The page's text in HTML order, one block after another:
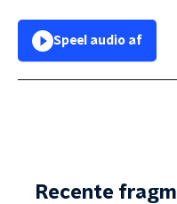
Speel audio af
Recente